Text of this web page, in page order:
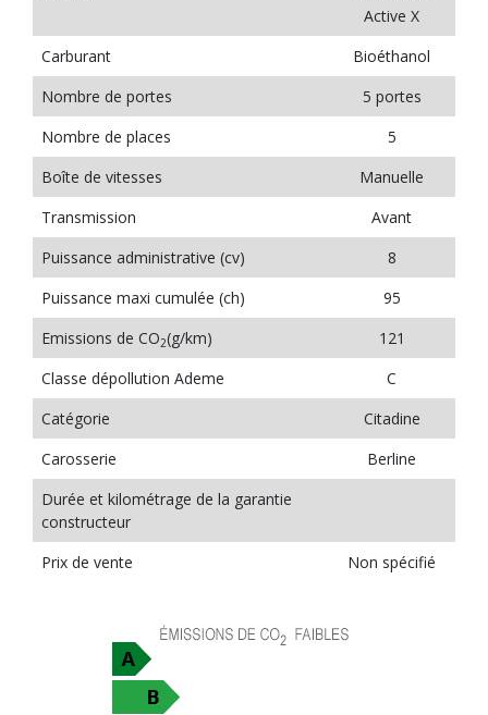
Active X
Carburant
Bioéthanol
Nombre de portes
5 portes
Nombre de places
5
Boîte de vitesses
Manuelle
Transmission
Avant
Puissance administrative (cv)
8
Puissance maxi cumulée (ch)
95
Emissions de CO2(g/km)
121
Classe dépollution Ademe
C
Catégorie
Citadine
Carosserie
Berline
Durée et kilométrage de la garantie
constructeur
Prix de vente
Non spécifié